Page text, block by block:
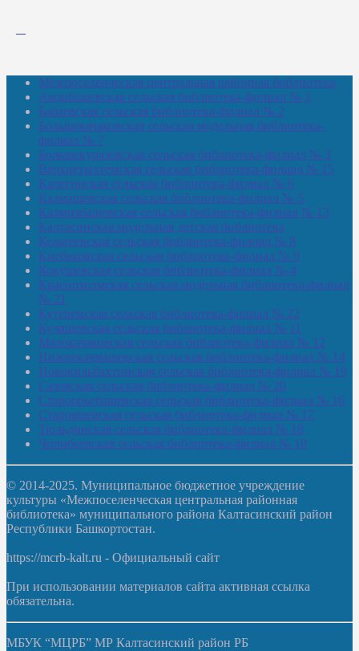
Межпоселенческая центральная районная библиотека
Амзибашевская сельская библиотека-филиал № 1
Бабаевская сельская библиотека-филиал № 2
Большекачаковская сельская модельная библиотека-
филиал № 7
Большекуразовская сельская библиотека-филиал № 3
Верхнетыхтемская сельская библиотека-филиал № 15
Калегинская сельская библиотека-филиал № 6
Калмашевская сельская библиотека-филиал № 5
Калмиябашевская сельская библиотека-филиал № 13
Калтасинская модельная детская библиотека
Кельтеевская сельская библиотека-филиал № 8
Киебаковская сельская библиотека-филиал № 9
Кокушевская сельская библиотека-филиал № 4
Краснохолмская сельская модельная библиотека-филиал
№ 21
Кутеремская сельская библиотека-филиал № 22
Кучашевская сельская библиотека-филиал № 11
Малокачаковская сельская библиотека-филиал № 12
Нижнекачмашевская сельская библиотека-филиал № 14
Новокильбахтинская сельская библиотека-филиал № 19
Сазовская сельская библиотека-филиал № 20
Староорьебашевская сельская библиотека-филиал № 16
Старояшевская сельская библиотека-филиал № 17
Тюльдинская сельская библиотека-филиал № 18
Чилибеевская сельская библиотека-филиал № 10
© 2014-2025. Муниципальное бюджетное учреждение
культуры «Межпоселенческая центральная районная
библиотека» муниципального района Калтасинский район
Республики Башкортостан.
https://mcrb-kalt.ru - Официальный сайт
При использовании материалов сайта активная ссылка
обязательна.
МБУК “МЦРБ” МР Калтасинский район РБ